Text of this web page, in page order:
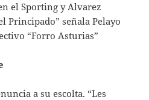
el Sporting y Alvarez
Principado” señala Pelayo
“Forro Asturias”
a su escolta. “Les